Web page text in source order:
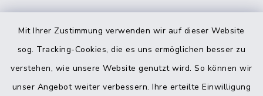
Mit Ihrer Zustimmung verwenden wir auf dieser Website
sog. Tracking-Cookies, die es uns ermöglichen besser zu
verstehen, wie unsere Website genutzt wird. So können wir
unser Angebot weiter verbessern. Ihre erteilte Einwilligung
Quicklinks
Bürgerbüro Hohenwestedt
Bürgerbüro Aukrug